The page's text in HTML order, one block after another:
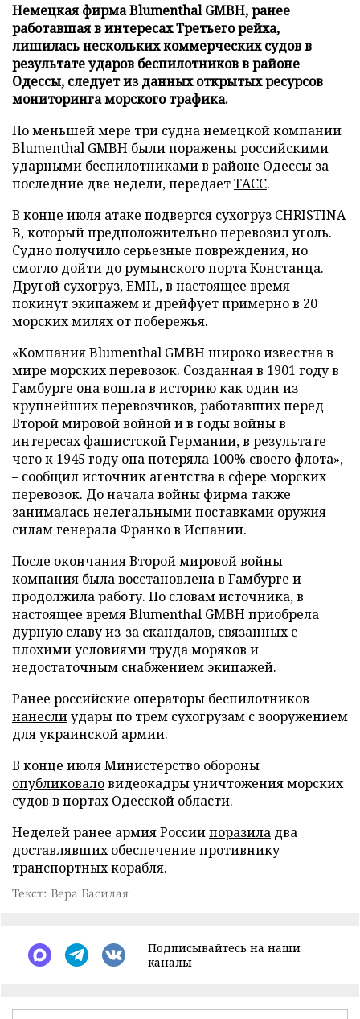
Немецкая фирма Blumenthal GMBH, ранее
работавшая в интересах Третьего рейха,
лишилась нескольких коммерческих судов в
результате ударов беспилотников в районе
Одессы, следует из данных открытых ресурсов
мониторинга морского трафика.
По меньшей мере три судна немецкой компании
Blumenthal GMBH были поражены российскими
ударными беспилотниками в районе Одессы за
последние две недели, передаетТАСС.
В конце июля атаке подвергся сухогруз CHRISTINA
B, который предположительно перевозил уголь.
Судно получило серьезные повреждения, но
смогло дойти до румынского порта Констанца.
Другой сухогруз, EMIL, в настоящее время
покинут экипажем и дрейфует примерно в 20
морских милях от побережья.
«Компания Blumenthal GMBH широко известна в
мире морских перевозок. Созданная в 1901 году в
Гамбурге она вошла в историю как один из
крупнейших перевозчиков, работавших перед
Второй мировой войной и в годы войны в
интересах фашистской Германии, в результате
чего к 1945 году она потеряла 100% своего флота»,
– сообщил источник агентства в сфере морских
перевозок. До начала войны фирма также
занималась нелегальными поставками оружия
силам генерала Франко в Испании.
После окончания Второй мировой войны
компания была восстановлена в Гамбурге и
продолжила работу. По словам источника, в
настоящее время Blumenthal GMBH приобрела
дурную славу из-за скандалов, связанных с
плохими условиями труда моряков и
недостаточным снабжением экипажей.
Ранее российские операторы беспилотников
нанеслиудары по трем сухогрузам с вооружением
для украинской армии.
В конце июля Министерство обороны
опубликоваловидеокадры уничтожения морских
судов в портах Одесской области.
Неделей ранее армия Россиипоразила два
доставлявших обеспечение противнику
транспортных корабля.
Текст: Вера Басилая
Подписывайтесь на наши
каналы